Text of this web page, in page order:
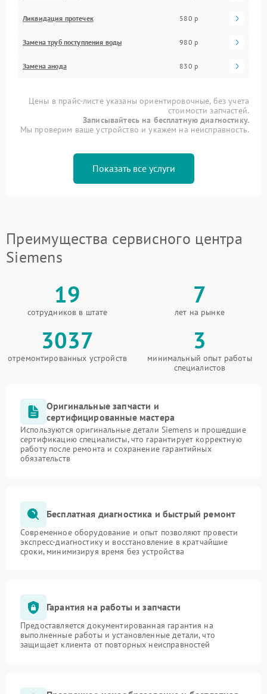
Ликвидация протечек 580 р
Замена труб поступления воды 980 р
Замена анода 830 р
Цены в прайс-листе указаны ориентировочные, без учета
стоимости запчастей.
Записывайтесь на бесплатную диагностику.
Мы проверим ваше устройство и укажем на неисправность.
Показать все услуги
Преимущества сервисного центра
Siemens
19
сотрудников в штате
7
лет на рынке
3037
отремонтированных устройств
3
минимальный опыт работы
специалистов
Оригинальные запчасти и
сертифицированные мастера
Используются оригинальные детали Siemens и прошедшие
сертификацию специалисты, что гарантирует корректную
работу после ремонта и сохранение гарантийных
обязательств
Бесплатная диагностика и быстрый ремонт
Современное оборудование и опыт позволяют провести
экспресс-диагностику и восстановление в кратчайшие
сроки, минимизируя время без устройства
Гарантия на работы и запчасти
Предоставляется документированная гарантия на
выполненные работы и установленные детали, что
защищает клиента от повторных неисправностей